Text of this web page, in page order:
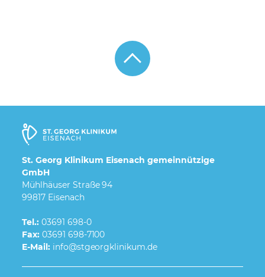
St. Georg Klinikum Eisenach gemeinnützige
GmbH
Mühlhäuser Straße 94
99817 Eisenach
Tel.: 03691 698-0
Fax: 03691 698-7100
E-Mail: